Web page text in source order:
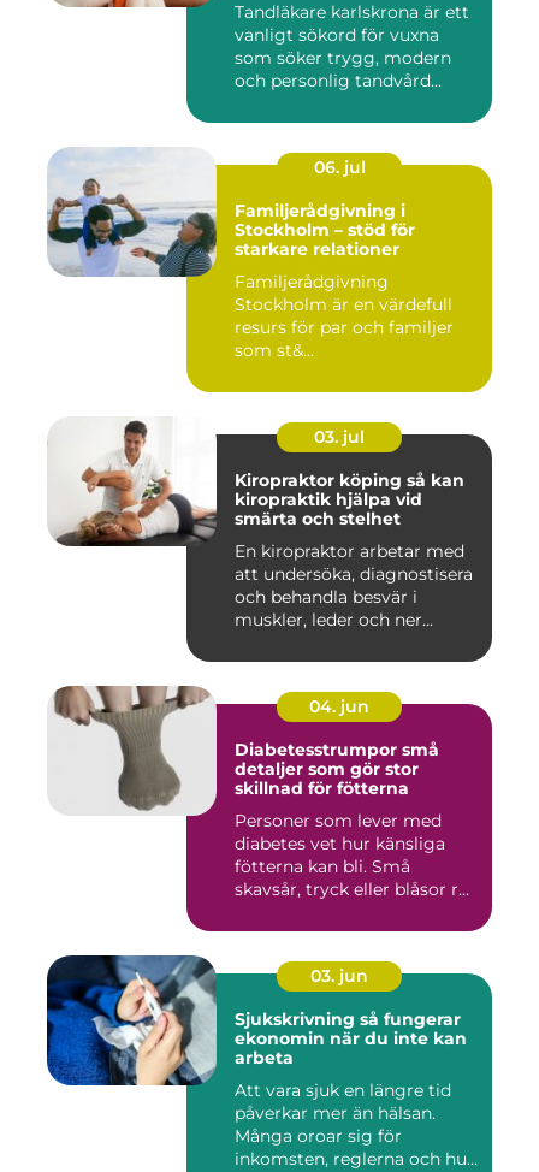
Tandläkare karlskrona är ett
vanligt sökord för vuxna
som söker trygg, modern
och personlig tandvård...
06. jul
Familjerådgivning i
Stockholm – stöd för
starkare relationer
Familjerådgivning
Stockholm är en värdefull
resurs för par och familjer
som st&...
03. jul
Kiropraktor köping så kan
kiropraktik hjälpa vid
smärta och stelhet
En kiropraktor arbetar med
att undersöka, diagnostisera
och behandla besvär i
muskler, leder och ner...
04. jun
Diabetesstrumpor små
detaljer som gör stor
skillnad för fötterna
Personer som lever med
diabetes vet hur känsliga
fötterna kan bli. Små
skavsår, tryck eller blåsor r...
03. jun
Sjukskrivning så fungerar
ekonomin när du inte kan
arbeta
Att vara sjuk en längre tid
påverkar mer än hälsan.
Många oroar sig för
inkomsten, reglerna och hur